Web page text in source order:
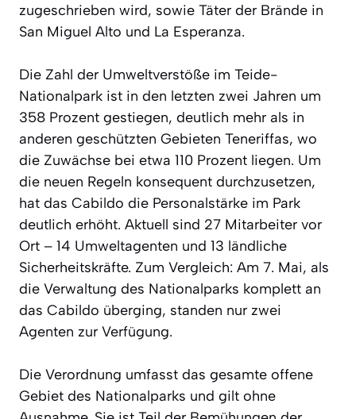
zugeschrieben wird, sowie Täter der Brände in
San Miguel Alto und La Esperanza.
Die Zahl der Umweltverstöße im Teide-
Nationalpark ist in den letzten zwei Jahren um
358 Prozent gestiegen, deutlich mehr als in
anderen geschützten Gebieten Teneriffas, wo
die Zuwächse bei etwa 110 Prozent liegen. Um
die neuen Regeln konsequent durchzusetzen,
hat das Cabildo die Personalstärke im Park
deutlich erhöht. Aktuell sind 27 Mitarbeiter vor
Ort – 14 Umweltagenten und 13 ländliche
Sicherheitskräfte. Zum Vergleich: Am 7. Mai, als
die Verwaltung des Nationalparks komplett an
das Cabildo überging, standen nur zwei
Agenten zur Verfügung.
Die Verordnung umfasst das gesamte offene
Gebiet des Nationalparks und gilt ohne